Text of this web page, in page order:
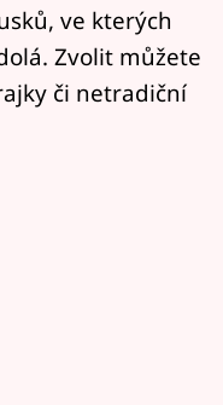
ve kterých
Zvolit můžete
či netradiční